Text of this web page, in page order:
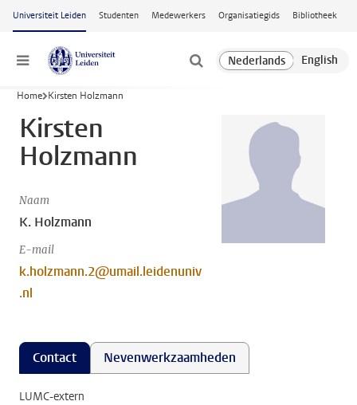
Ga naar hoofdinhoud
Universiteit Leiden Studenten Medewerkers Organisatiegids Bibliotheek
Menu
Home Kirsten Holzmann
Kirsten
Holzmann
Naam
K. Holzmann
E-mail
k.holzmann.2@umail.leidenuniv
.nl
Contact Nevenwerkzaamheden
LUMC-extern